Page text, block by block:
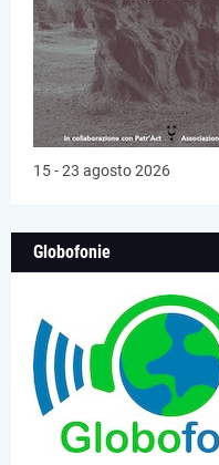
15 - 23 agosto 2026
Globofonie